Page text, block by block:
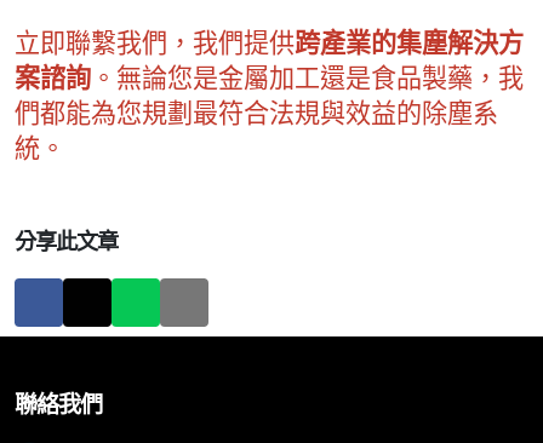
立即聯繫我們，我們提供跨產業的集塵解決方
案諮詢 。無論您是金屬加工還是食品製藥，我
們都能為您規劃最符合法規與效益的除塵系
統。
分享此文章
聯絡我們